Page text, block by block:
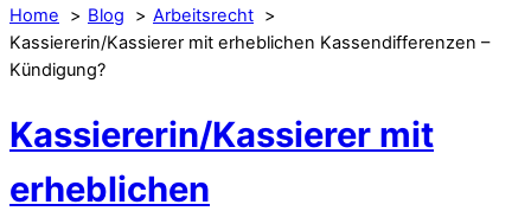
Home
Blog
Arbeitsrecht
Kassiererin/Kassierer mit erheblichen Kassendifferenzen –
Kündigung?
Kassiererin/Kassierer mit
erheblichen